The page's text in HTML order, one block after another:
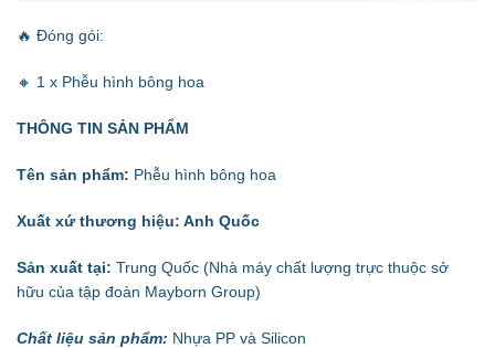
🔥 Đóng gói:
🔸 1 x Phễu hình bông hoa
THÔNG TIN SẢN PHẨM
Tên sản phẩm: Phễu hình bông hoa
Xuất xứ thương hiệu: Anh Quốc
Sản xuất tại: Trung Quốc (Nhà máy chất lượng trực thuộc sở
hữu của tập đoàn Mayborn Group)
Chất liệu sản phẩm: Nhựa PP và Silicon